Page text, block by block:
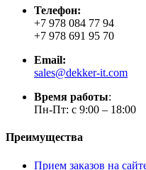
Телефон:
+7 978 084 77 94
+7 978 691 95 70
Email:
sales@dekker-it.com
Время работы:
Пн-Пт: с 9:00 – 18:00
Преимущества
Прием заказов на